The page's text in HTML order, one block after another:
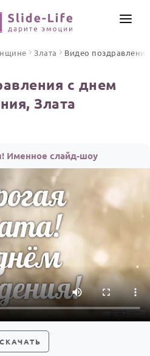
Злата Видео поздравления
с днем
Злата
Именное слайд-шоу
СКАЧАТЬ